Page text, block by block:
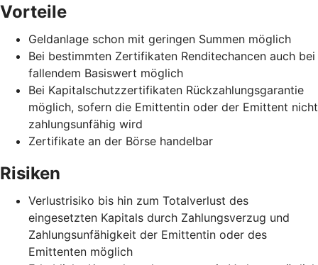
Vorteile
Geldanlage schon mit geringen Summen möglich
Bei bestimmten Zertifikaten Renditechancen auch bei
fallendem Basiswert möglich
Bei Kapitalschutzzertifikaten Rückzahlungsgarantie
möglich, sofern die Emittentin oder der Emittent nicht
zahlungsunfähig wird
Zertifikate an der Börse handelbar
Risiken
Verlustrisiko bis hin zum Totalverlust des
eingesetzten Kapitals durch Zahlungsverzug und
Zahlungsunfähigkeit der Emittentin oder des
Emittenten möglich